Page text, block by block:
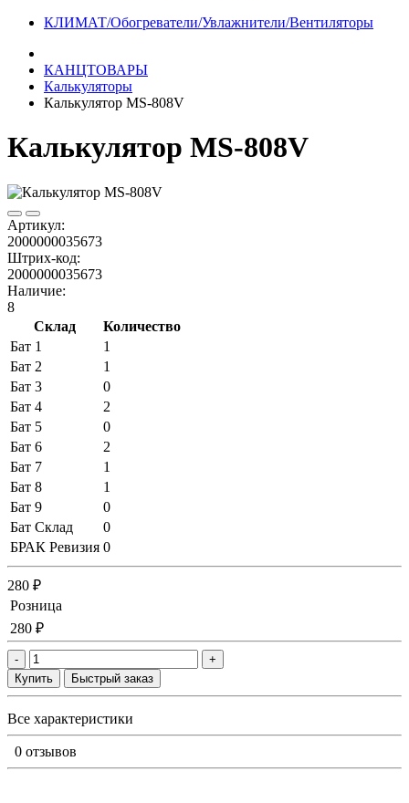
КЛИМАТ/Обогреватели/Увлажнители/Вентиляторы
КАНЦТОВАРЫ
Калькуляторы
Калькулятор MS-808V
Калькулятор MS-808V
Артикул:
2000000035673
Штрих-код:
2000000035673
Наличие:
8
Склад
Количество
Бат 1
1
Бат 2
1
Бат 3
0
Бат 4
2
Бат 5
0
Бат 6
2
Бат 7
1
Бат 8
1
Бат 9
0
Бат Склад
0
БРАК Ревизия 0
280 ₽
Розница
280 ₽
-
+
Купить
Быстрый заказ
Все характеристики
0 отзывов